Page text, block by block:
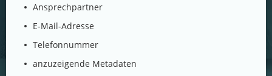
Ansprechpartner
E-Mail-Adresse
Telefonnummer
anzuzeigende Metadaten